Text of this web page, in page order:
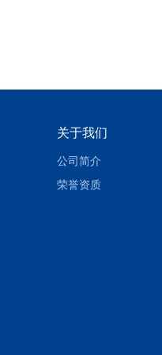
关于我们
公司简介
荣誉资质